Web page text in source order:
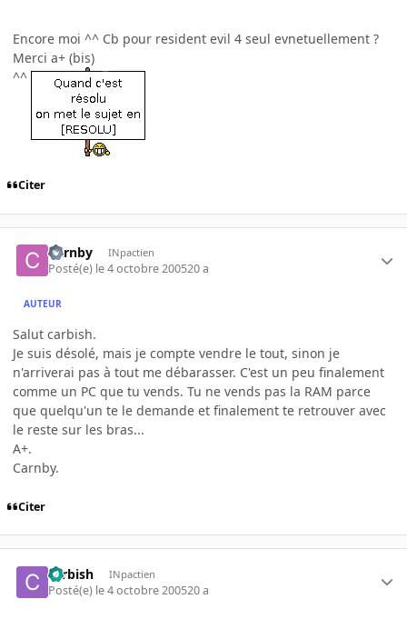
Encore moi ^^ Cb pour resident evil 4 seul evnetuellement ?
Merci a+ (bis)
^^
Citer
Carnby INpactien
Posté(e) le 4 octobre 200520 a
AUTEUR
Salut carbish.
Je suis désolé, mais je compte vendre le tout, sinon je
n'arriverai pas à tout me débarasser. C'est un peu finalement
comme un PC que tu vends. Tu ne vends pas la RAM parce
que quelqu'un te le demande et finalement te retrouver avec
le reste sur les bras...
A+.
Carnby.
Citer
carbish INpactien
Posté(e) le 4 octobre 200520 a